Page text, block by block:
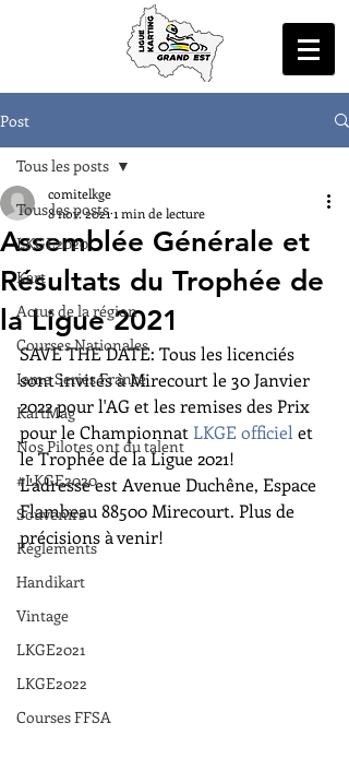
Post
Tous les posts
LKGE2020
Kart
Actus de la région
Courses Nationales
Iame Series France
KartMag
Nos Pilotes ont du talent
#LKGE2020
Souvenirs
Règlements
Handikart
Vintage
LKGE2021
LKGE2022
Courses FFSA
Tous les posts
Assemblée Générale et
Résultats du Trophée de
la Ligue 2021
comitelkge
8 nov. 2021 1 min de lecture
SAVE THE DATE: Tous les licenciés
sont invités à Mirecourt le 30 Janvier
2022 pour l'AG et les remises des Prix
pour le Championnat LKGE officiel et
le Trophée de la Ligue 2021!
L'adresse est Avenue Duchêne, Espace
Flambeau 88500 Mirecourt. Plus de
précisions à venir!